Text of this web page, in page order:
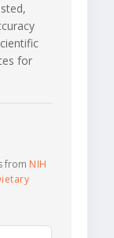
for
from NIH